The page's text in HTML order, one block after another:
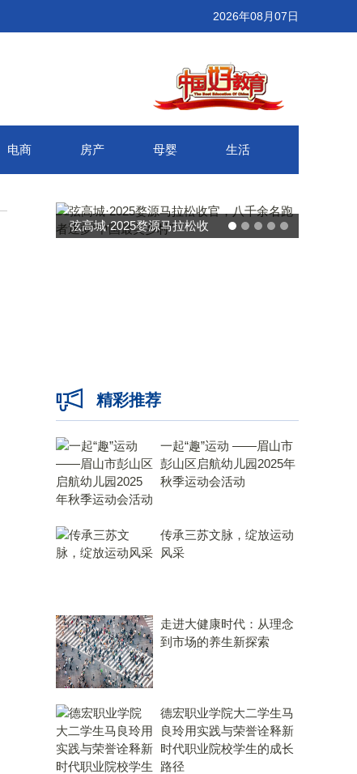
2026年08月07日
电商 房产 母婴 生活
武汉百联奥莱年度感恩季 承
精彩推荐
一起“趣”运动 ——眉山市
彭山区启航幼儿园2025年
秋季运动会活动
传承三苏文脉，绽放运动
风采
走进大健康时代：从理念
到市场的养生新探索
德宏职业学院大二学生马
良玲用实践与荣誉诠释新
时代职业院校学生的成长
路径